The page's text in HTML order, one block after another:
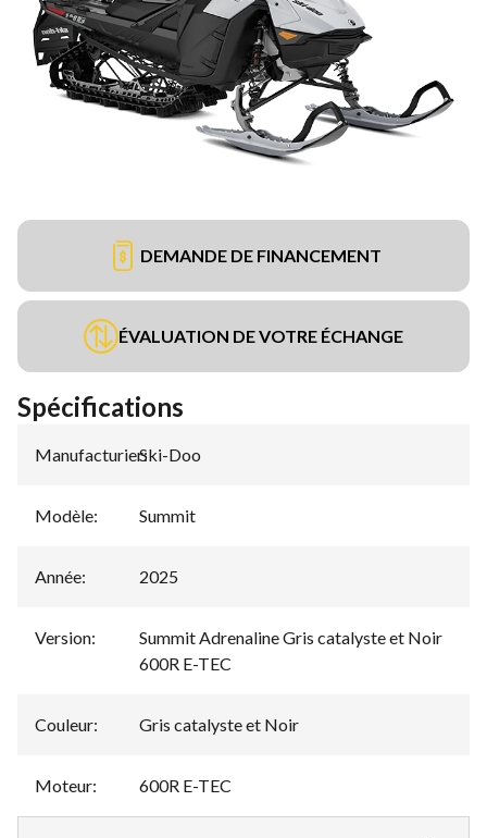
DEMANDE DE FINANCEMENT
ÉVALUATION DE VOTRE ÉCHANGE
Spécifications
Manufacturier:
Ski-Doo
Modèle: Summit
Année: 2025
Version:
Summit Adrenaline Gris catalyste et Noir
600R E-TEC
Couleur: Gris catalyste et Noir
Moteur: 600R E-TEC